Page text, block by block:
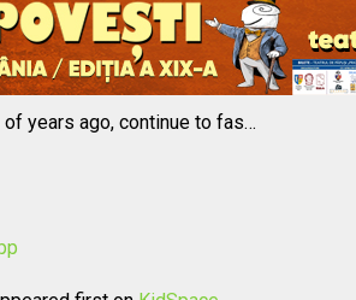
years ago, continue to fas…